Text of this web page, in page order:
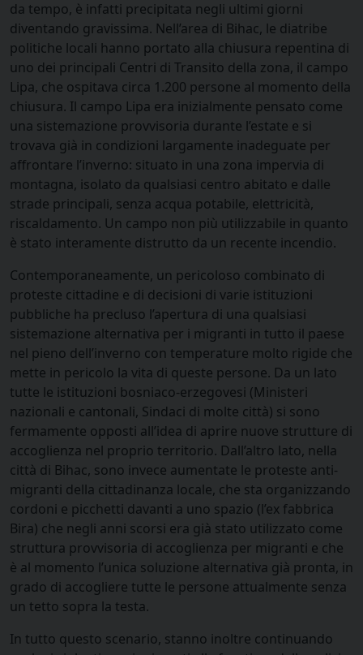
da tempo, è infatti precipitata negli ultimi giorni
diventando gravissima. Nell’area di Bihac, le diatribe
politiche locali hanno portato alla chiusura repentina di
uno dei principali Centri di Transito della zona, il campo
Lipa, che ospitava circa 1.200 persone al momento della
chiusura. Il campo Lipa era inizialmente pensato come
una sistemazione provvisoria durante l’estate e si
trovava già in condizioni largamente inadeguate per
affrontare l’inverno: situato in una zona impervia di
montagna, isolato da qualsiasi centro abitato e dalle
strade principali, senza acqua potabile, elettricità,
riscaldamento. Un campo non più utilizzabile in quanto
è stato interamente distrutto da un recente incendio.
Contemporaneamente, un pericoloso combinato di
proteste cittadine e di decisioni di varie istituzioni
pubbliche ha precluso l’apertura di una qualsiasi
sistemazione alternativa per i migranti in tutto il paese
nel pieno dell’inverno con temperature molto rigide che
mette in pericolo la vita di queste persone. Da un lato
tutte le istituzioni bosniaco-erzegovesi (Ministeri
nazionali e cantonali, Sindaci di molte città) si sono
fermamente opposti all’idea di aprire nuove strutture di
accoglienza nel proprio territorio. Dall’altro lato, nella
città di Bihac, sono invece aumentate le proteste anti-
migranti della cittadinanza locale, che sta organizzando
cordoni e picchetti davanti a uno spazio (l’ex fabbrica
Bira) che negli anni scorsi era già stato utilizzato come
struttura provvisoria di accoglienza per migranti e che
è al momento l’unica soluzione alternativa già pronta, in
grado di accogliere tutte le persone attualmente senza
un tetto sopra la testa.
In tutto questo scenario, stanno inoltre continuando